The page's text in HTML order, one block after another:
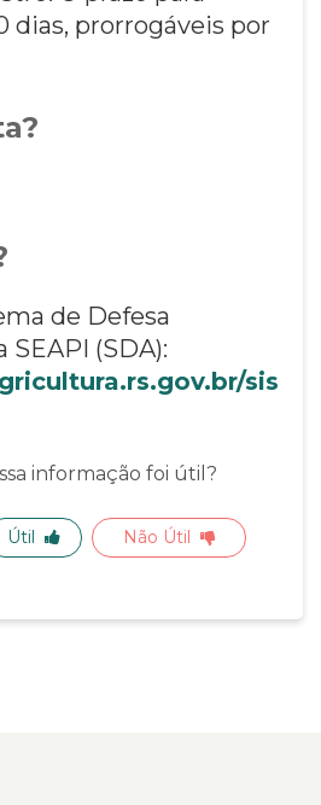
dias, prorrogáveis por
de Defesa
(SDA):
sis
informação foi útil?
Útil Não Útil